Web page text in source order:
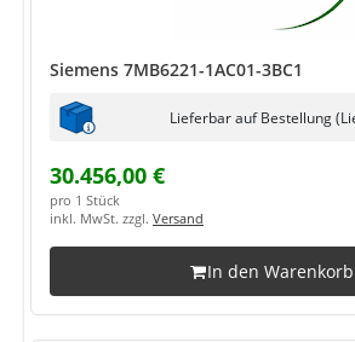
Siemens 7MB6221-1AC01-3BC1
Lieferbar auf Bestellung
30.456,00 €
pro 1 Stück
inkl. MwSt. zzgl. Versand
In den Warenkorb